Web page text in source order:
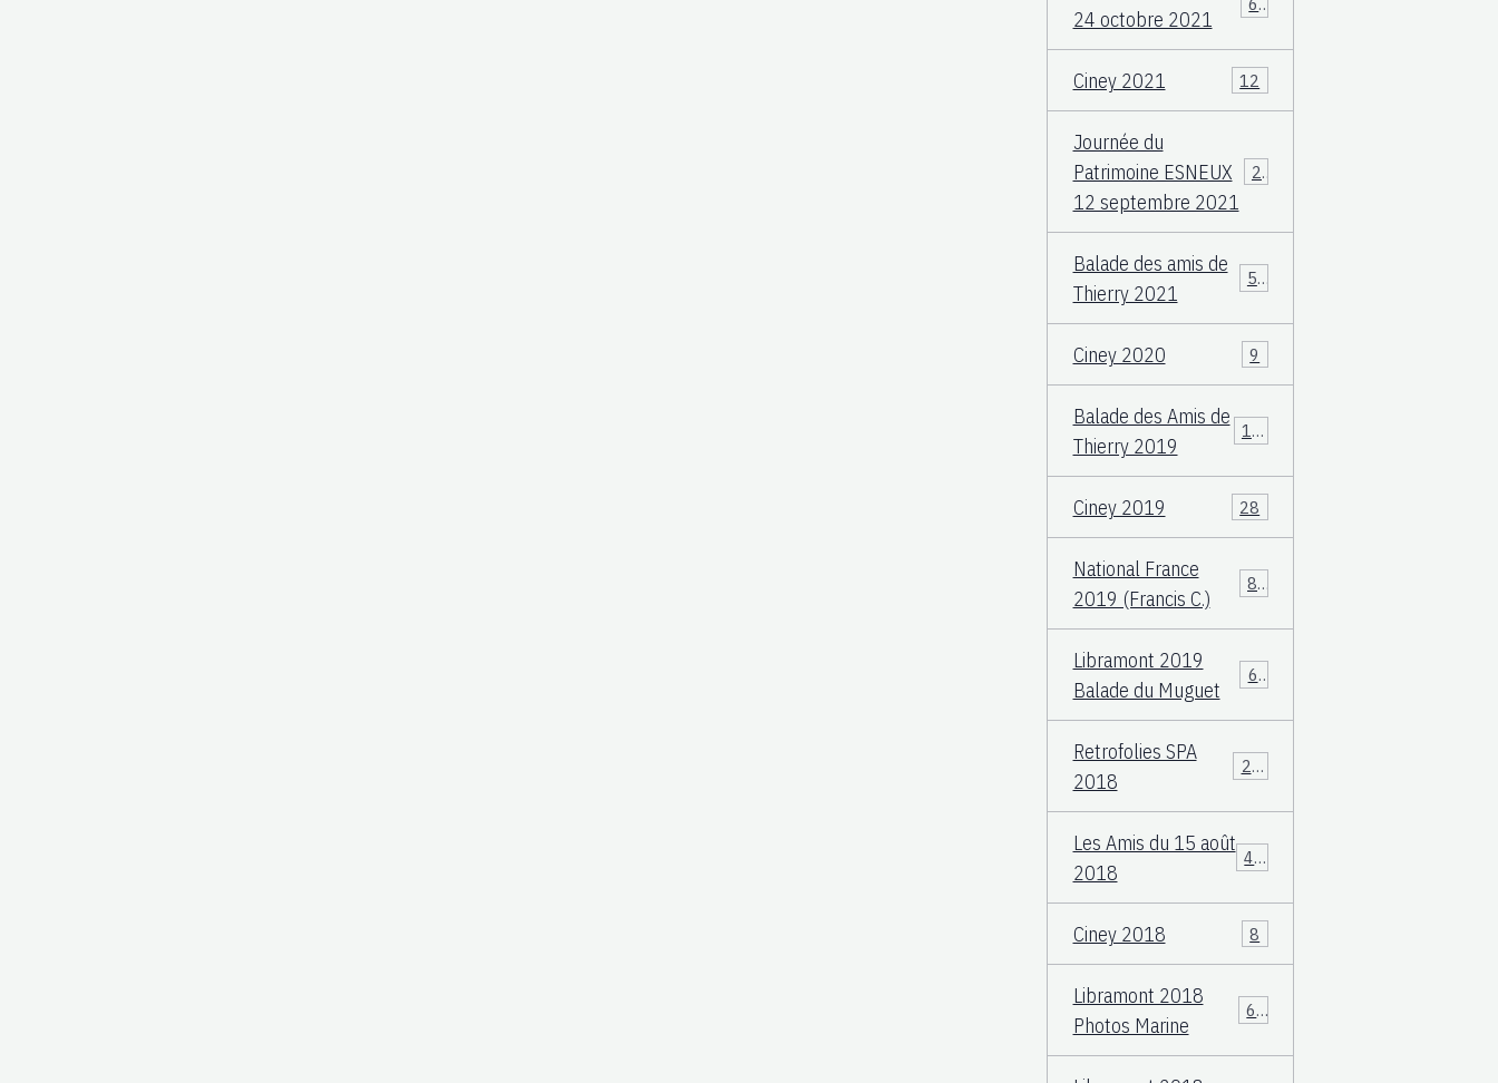
24 octobre 2021
Ciney 2021 12
Journée du
Patrimoine ESNEUX
12 septembre 2021
23
Balade des amis de
Thierry 2021
57
Ciney 2020 9
Balade des Amis de
Thierry 2019
117
Ciney 2019 28
National France
2019 (Francis C.)
83
Libramont 2019
Balade du Muguet
60
Retrofolies SPA
2018
25
Les Amis du 15 août
2018
40
Ciney 2018 8
Libramont 2018
Photos Marine
66